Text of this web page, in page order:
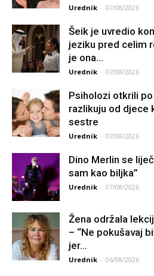
Urednik - 07/08/2026
Šeik je uvredio
jeziku pred celim
je ona...
Urednik - 07/08/2026
Psiholozi otkrili
razlikuju od djece
sestre
Urednik - 07/08/2026
Dino Merlin se
sam kao biljka”
Urednik - 07/08/2026
Žena održala
– “Ne pokušavaj
jer...
Urednik - 06/08/2026